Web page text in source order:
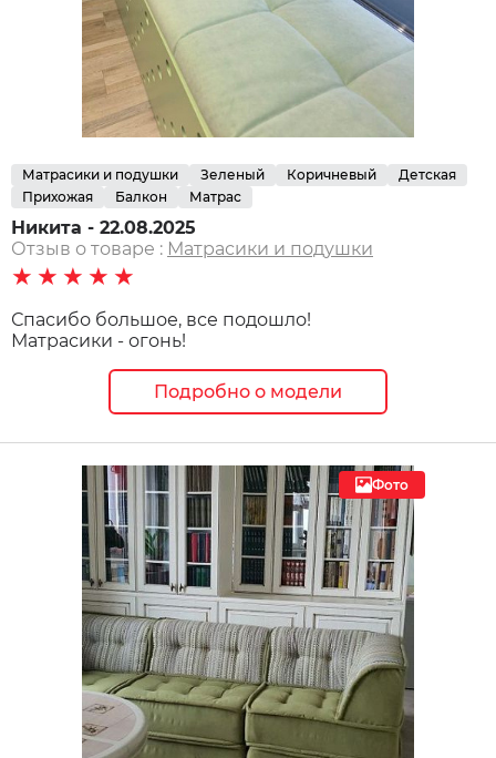
Матрасики и подушки Зеленый Коричневый
Детская
Прихожая
Балкон Матрас
Никита - 22.08.2025
Отзыв о товаре : Матрасики и подушки
★★★★★
Спасибо большое, все подошло!
Матрасики - огонь!
Подробно о модели
Фото